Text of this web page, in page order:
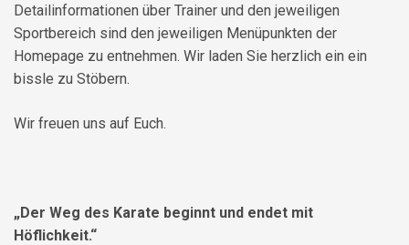
Detailinformationen über Trainer und den jeweiligen
Sportbereich sind den jeweiligen Menüpunkten der
Homepage zu entnehmen. Wir laden Sie herzlich ein ein
bissle zu Stöbern.
Wir freuen uns auf Euch.
„Der Weg des Karate beginnt und endet mit
Höflichkeit.“